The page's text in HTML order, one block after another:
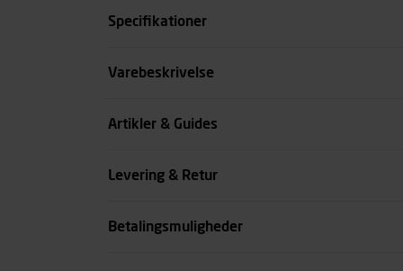
Specifikationer
Størrelse
Varebeskrivelse
Artikler & Guides
Levering & Retur
Betalingsmuligheder